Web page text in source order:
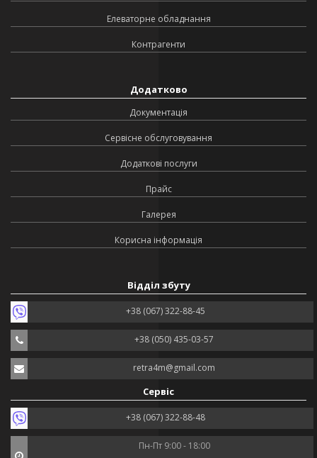
Елеваторне обладнання
Контрагенти
Додатково
Документація
Сервісне обслуговування
Додаткові послуги
Прайс
Галерея
Корисна інформація
Відділ збуту
+38 (067) 322-88-45
+38 (050) 435-03-57
retra4m@gmail.com
Сервіс
+38 (067) 322-88-48
Пн-Пт 9:00 - 18:00